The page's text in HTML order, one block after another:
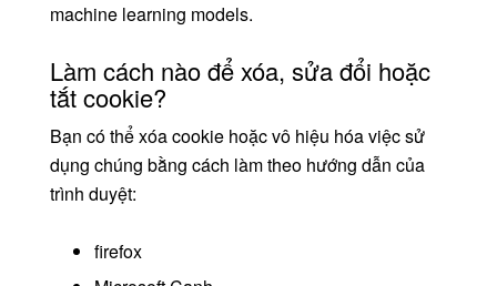
machine learning models.
Làm cách nào để xóa, sửa đổi hoặc
tắt cookie?
Bạn có thể xóa cookie hoặc vô hiệu hóa việc sử
dụng chúng bằng cách làm theo hướng dẫn của
trình duyệt:
firefox